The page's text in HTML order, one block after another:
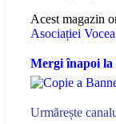
Acest magazin
Asociației
Mergi înapoi
Urmărește